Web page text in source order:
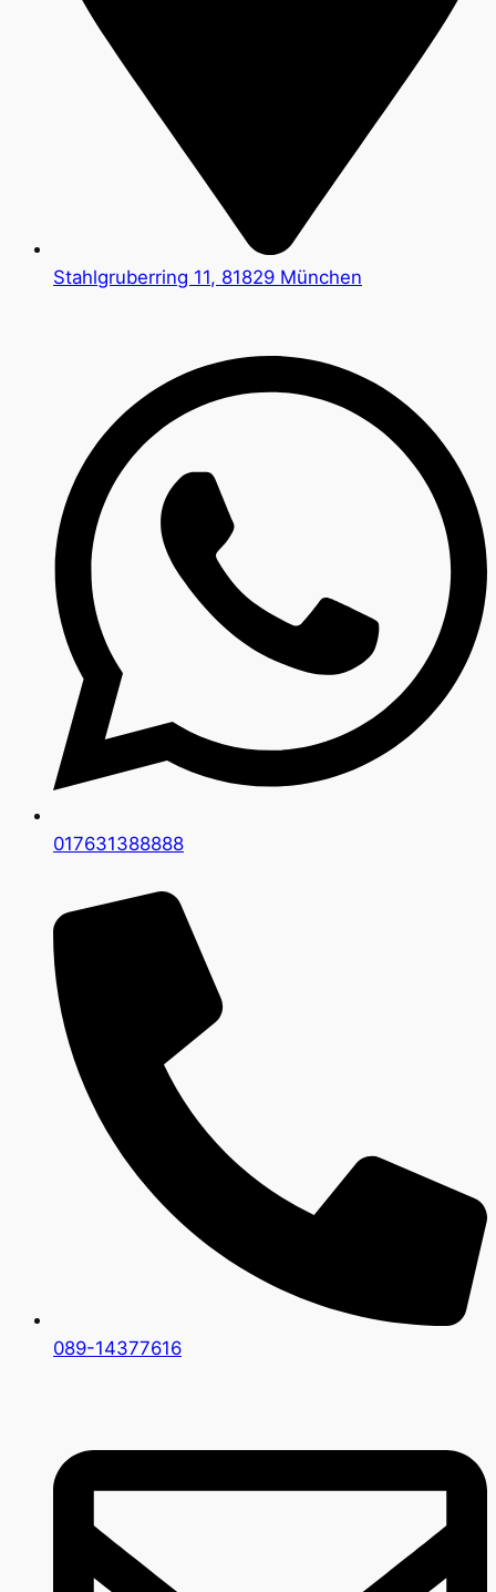
Stahlgruberring 11, 81829 München
017631388888
089-14377616